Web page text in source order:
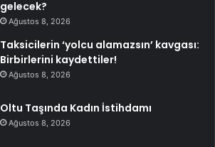
gelecek?
Ağustos 8, 2026
Taksicilerin ‘yolcu alamazsın’ kavgası:
Birbirlerini kaydettiler!
Ağustos 8, 2026
Oltu Taşında Kadın İstihdamı
Ağustos 8, 2026